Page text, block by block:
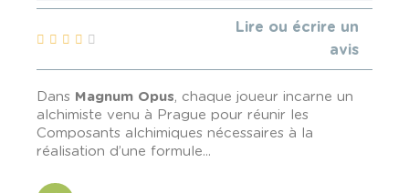
Lire ou écrire un
avis
Dans Magnum Opus, chaque joueur incarne un
alchimiste venu à Prague pour réunir les
Composants alchimiques nécessaires à la
réalisation d’une formule...